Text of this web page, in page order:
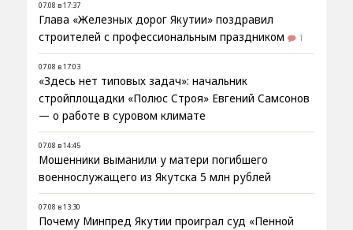
07.08 в 17:37
Глава «Железных дорог Якутии» поздравил
строителей с профессиональным праздником
1
07.08 в 17:03
«Здесь нет типовых задач»: начальник
стройплощадки «Полюс Строя» Евгений Самсонов
— о работе в суровом климате
07.08 в 14:45
Мошенники выманили у матери погибшего
военнослужащего из Якутска 5 млн рублей
07.08 в 13:30
Почему Минпред Якутии проиграл суд «Пенной